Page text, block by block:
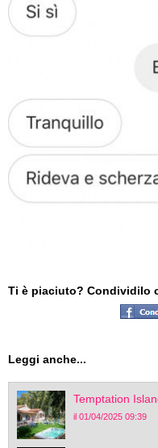
Ti è piaciuto? Condividilo
Leggi anche...
Temptation
il 01/04/2025 09:39